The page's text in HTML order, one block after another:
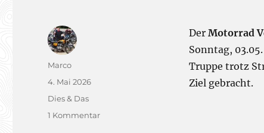
Der Motorrad
Sonntag,
Truppe trotz
Ziel gebracht.
Autor
Marco
Veröffentlicht
am
4. Mai 2026
Kategorien
Dies & Das
1 Kommentarzu